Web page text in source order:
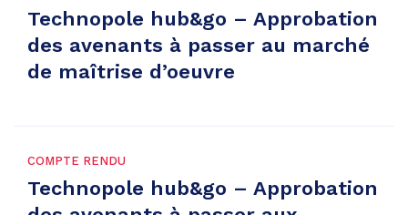
Technopole hub&go – Approbation
des avenants à passer au marché
de maîtrise d’oeuvre
COMPTE RENDU
Technopole hub&go – Approbation